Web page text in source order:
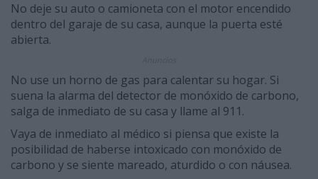
No deje su auto o camioneta con el motor encendido
dentro del garaje de su casa, aunque la puerta esté
abierta.
No use un horno de gas para calentar su hogar. Si
suena la alarma del detector de monóxido de carbono,
salga de inmediato de su casa y llame al 911.
Vaya de inmediato al médico si piensa que existe la
posibilidad de haberse intoxicado con monóxido de
carbono y se siente mareado, aturdido o con náusea.